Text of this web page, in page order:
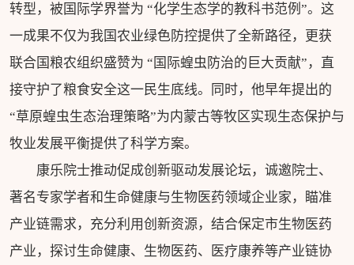
转型，被国际学界誉为 “化学生态学的教科书范例”。这
一成果不仅为我国农业绿色防控提供了全新路径，更获
联合国粮农组织盛赞为 “国际蝗虫防治的巨大贡献”，直
接守护了粮食安全这一民生底线。同时，他早年提出的
“草原蝗虫生态治理策略”为内蒙古等牧区实现生态保护与
牧业发展平衡提供了科学方案。
康乐院士推动促成创新驱动发展论坛，诚邀院士、
著名专家学者和生命健康与生物医药领域企业家，瞄准
产业链需求，充分利用创新资源，结合保定市生物医药
产业，探讨生命健康、生物医药、医疗康养等产业链协